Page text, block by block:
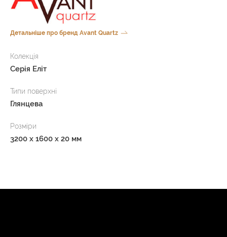
Детальніше про бренд Avant Quartz
Колекція
Серія Еліт
Типи поверхні
Глянцева
Розміри
3200 x 1600 x 20 мм